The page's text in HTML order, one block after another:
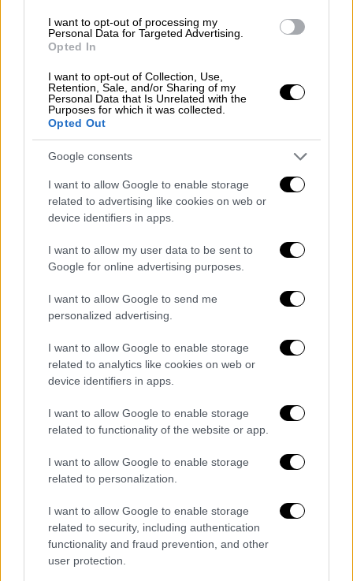
I want to opt-out of processing my
Personal Data for Targeted Advertising.
Opted In
I want to opt-out of Collection, Use,
Retention, Sale, and/or Sharing of my
Personal Data that Is Unrelated with the
Purposes for which it was collected.
Opted Out
Google consents
I want to allow Google to enable storage
related to advertising like cookies on web or
device identifiers in apps.
I want to allow my user data to be sent to
Google for online advertising purposes.
I want to allow Google to send me
personalized advertising.
I want to allow Google to enable storage
related to analytics like cookies on web or
device identifiers in apps.
I want to allow Google to enable storage
related to functionality of the website or app.
I want to allow Google to enable storage
related to personalization.
I want to allow Google to enable storage
related to security, including authentication
functionality and fraud prevention, and other
user protection.
προέρχεται από μια μακρά παράδοση αγώνων
για ισότητα και κοινωνική δικαιοσύνη
Ο όρος «stay woke» δεν είναι ένας
σύγχρονος νεολογισμός, αλλά έχει ρίζες που
φτάνουν πίσω στην εποχή της δουλοκρατίας
στις Ηνωμένες Πολιτείες. Αρχικά
λειτουργούσε ως προτροπή για επαγρύπνηση
απέναντι στις κοινωνικές αδικίες και τις
διακρίσεις. Στη σύγχρονη δημόσια σφαίρα,
ωστόσο, η λέξη μετατράπηκε –σύμφωνα με
τον Policar– σε ένα ασαφές και συχνά
φορτισμένο σύνθημα, το οποίο
χρησιμοποιείται από ορισμένους πολιτικούς
και σχολιαστές για να υπονομεύσει ή να
τον αντιρατσισμό, τον φεμινισμό ή την
αποικιοκρατική κληρονομιά της Δύσης
Ο συγγραφέας υποστηρίζει ότι η μετατροπή
του «woke» σε έναν γενικευμένο όρο
στρατηγικής. Όπως εξηγεί, ο «γουοκισμός»
παρουσιάζεται συχνά ως ένα υπερβολικό ή
επικίνδυνο ιδεολογικό ρεύμα, το οποίο
υποτίθεται ότι απειλεί την ελευθερία της
έκφρασης, την ακαδημαϊκή έρευνα ή ακόμη
και τη συνοχή των δυτικών κοινωνιών.